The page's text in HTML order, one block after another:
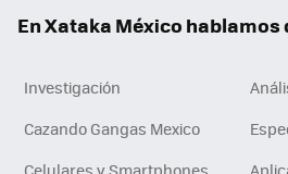
En Xataka México hablamos
Investigación
Cazando Gangas Mexico